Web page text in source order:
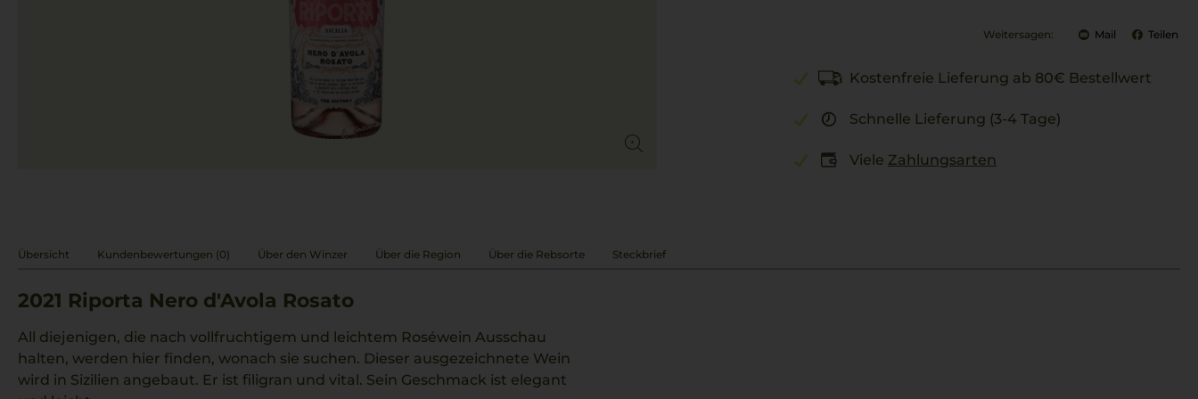
Weitersagen: Mail Teilen
Kostenfreie Lieferung ab 80€ Bestellwert
Schnelle Lieferung (3-4 Tage)
Viele Zahlungsarten
Übersicht Kundenbewertungen (0) Über den Winzer Über die Region Über die Rebsorte Steckbrief
2021 Riporta Nero d'Avola Rosato
All diejenigen, die nach vollfruchtigem und leichtem Roséwein Ausschau
halten, werden hier finden, wonach sie suchen. Dieser ausgezeichnete Wein
wird in Sizilien angebaut. Er ist filigran und vital. Sein Geschmack ist elegant